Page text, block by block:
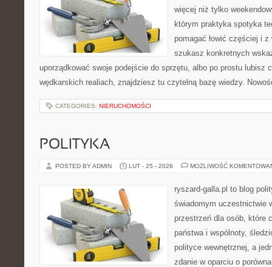
więcej niż tylko
którym praktyka spotyka
pomagać łowić częściej i
szukasz konkretnych
uporządkować swoje podejście do sprzętu, albo po prostu lubisz
wędkarskich realiach, znajdziesz tu czytelną bazę wiedzy.
CATEGORIES: NIERUCHOMOŚCI
POLITYKA
POSTED BY ADMIN LUT - 25 - 2026 MOŻLIWOŚĆ
ryszard-galla.pl to blog
świadomym uczestnictwie
przestrzeń dla osób, które
państwa i wspólnoty,
polityce wewnętrznej, a
zdanie w oparciu o